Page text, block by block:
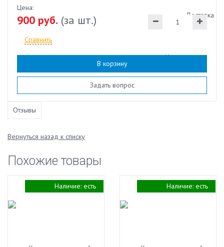
Наличие:есть
Доставка
Цена:
900 руб. (за шт.)
Сравнить
В корзину
Задать вопрос
Отзывы
Вернуться назад к списку
Похожие товары
Наличие: есть Наличие: есть